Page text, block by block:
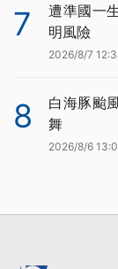
7
遭準國一
明風險
2026/8/7
8
白海豚颱
舞
2026/8/6